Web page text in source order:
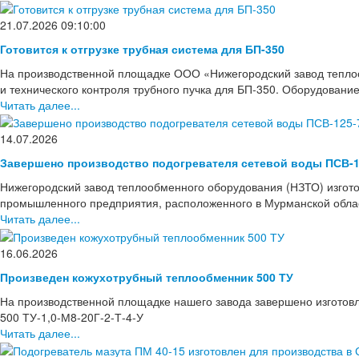
21.07.2026 09:10:00
Готовится к отгрузке трубная система для БП-350
На производственной площадке ООО «Нижегородский завод
и технического контроля трубного пучка для БП-350.
Читать далее...
14.07.2026
Завершено производство подогревателя сетевой воды ПСВ-
Нижегородский завод теплообменного оборудования (НЗТО)
промышленного предприятия, расположенного в Мурманской
Читать далее...
16.06.2026
Произведен кожухотрубный теплообменник 500 ТУ
На производственной площадке нашего завода завершено
500 ТУ-1,0-М8-20Г-2-Т-4-У
Читать далее...